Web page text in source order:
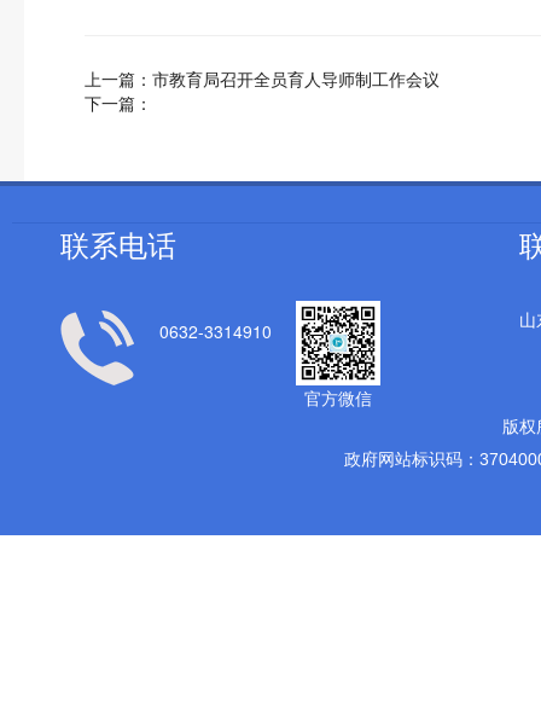
上一篇： 市教育局召开全员育人导师制工作会议
下一篇：
联系电话
0632-3314910
官方微信
版
政府网站标识码：